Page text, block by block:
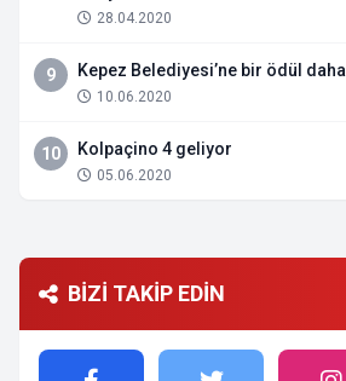
28.04.2020
9 Kepez Belediyesi’ne bir ödül daha
10.06.2020
10 Kolpaçino 4 geliyor
05.06.2020
BİZİ TAKİP EDİN